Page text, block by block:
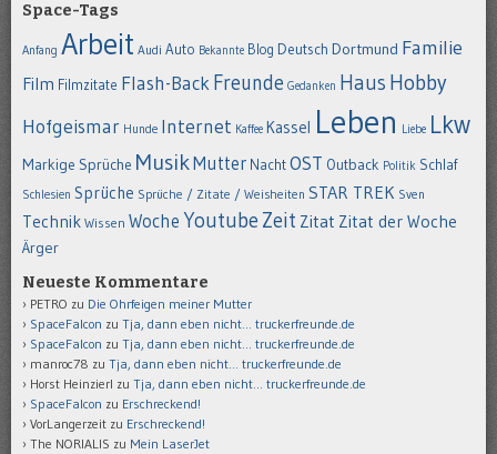
Space-Tags
Anfang Arbeit Audi Auto Bekannte Blog Deutsch Dortmund Familie
Film Filmzitate Flash-BackFreunde Gedanken Haus Hobby
Hofgeismar Hunde Internet Kaffee Kassel Leben Liebe Lkw
Markige Sprüche MusikMutter NachtOST Outback Politik Schlaf
Schlesien Sprüche Sprüche / Zitate / Weisheiten STAR TREK Sven
Technik Wissen Woche Youtube Zeit Zitat Zitat der Woche
Ärger
Neueste Kommentare
PETRO zu Die Ohrfeigen meiner Mutter
SpaceFalcon zu Tja, dann eben nicht… truckerfreunde.de
SpaceFalcon zu Tja, dann eben nicht… truckerfreunde.de
manroc78 zu Tja, dann eben nicht… truckerfreunde.de
Horst Heinzierl zu Tja, dann eben nicht… truckerfreunde.de
SpaceFalcon zu Erschreckend!
VorLangerzeit zu Erschreckend!
The NORIALIS zu Mein LaserJet